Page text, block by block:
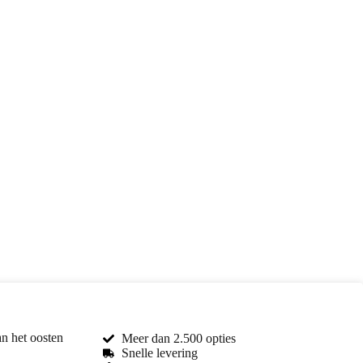
het oosten
Meer dan 2.500 opties
Snelle levering